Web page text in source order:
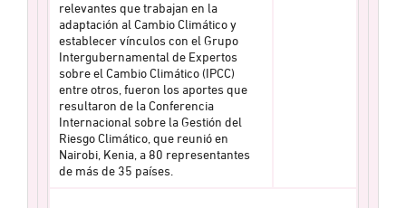
relevantes que trabajan en la
adaptación al Cambio Climático y
establecer vínculos con el Grupo
Intergubernamental de Expertos
sobre el Cambio Climático (IPCC)
entre otros, fueron los aportes que
resultaron de la Conferencia
Internacional sobre la Gestión del
Riesgo Climático, que reunió en
Nairobi, Kenia, a 80 representantes
de más de 35 países.